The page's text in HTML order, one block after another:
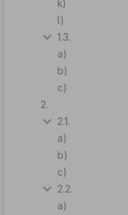
k)
l)
1.3.
a)
b)
c)
2.
2.1.
a)
b)
c)
2.2.
a)